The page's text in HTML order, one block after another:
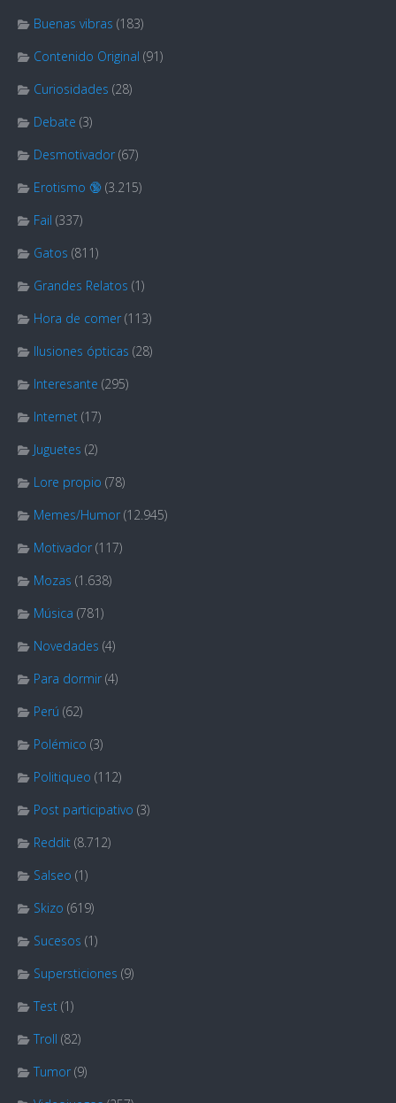
Buenas vibras (183)
Contenido Original (91)
Curiosidades (28)
Debate (3)
Desmotivador (67)
Erotismo 🔞 (3.215)
Fail (337)
Gatos (811)
Grandes Relatos (1)
Hora de comer (113)
Ilusiones ópticas (28)
Interesante (295)
Internet (17)
Juguetes (2)
Lore propio (78)
Memes/Humor (12.945)
Motivador (117)
Mozas (1.638)
Música (781)
Novedades (4)
Para dormir (4)
Perú (62)
Polémico (3)
Politiqueo (112)
Post participativo (3)
Reddit (8.712)
Salseo (1)
Skizo (619)
Sucesos (1)
Supersticiones (9)
Test (1)
Troll (82)
Tumor (9)